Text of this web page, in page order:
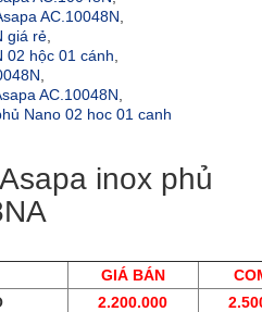
AC.10048N
giá rẻ
02 hộc 01 cánh
AC.10048N
Nano 02 hoc 01 canh
inox phủ
GIÁ BÁN
2.200.000